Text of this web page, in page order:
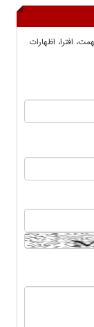
افترا، اظهارات